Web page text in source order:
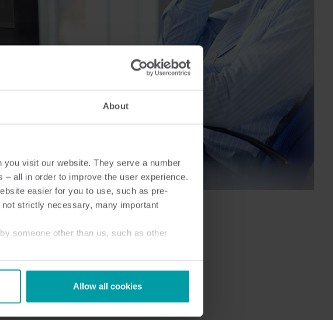
About
visit our website. They serve a number
all in order to improve the user experience.
easier for you to use, such as pre-
strictly necessary, many important
someone other than us, such as other
here.
Allow all cookies